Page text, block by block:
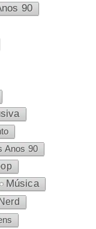
90
Anos 90
Música
Nerd